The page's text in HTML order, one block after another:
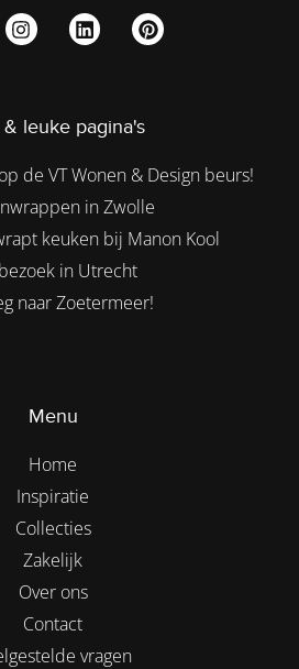
& leuke pagina's
de VT Wonen & Design beurs!
in Zwolle
keuken bij Manon Kool
in Utrecht
naar Zoetermeer!
Menu
Home
Inspiratie
Collecties
Zakelijk
Over ons
Contact
vragen